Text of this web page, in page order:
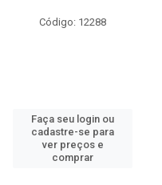
Código: 12288
Faça seu login ou
cadastre-se para
ver preços e
comprar